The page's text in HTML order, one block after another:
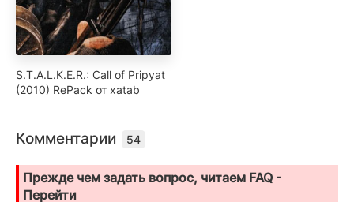
S.T.A.L.K.E.R.: Call of Pripyat
(2010) RePack от xatab
Комментарии 54
Прежде чем задать вопрос, читаем FAQ -
Перейти